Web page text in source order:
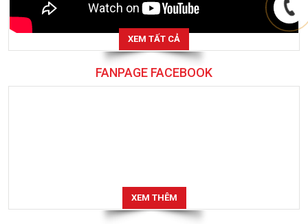
XEM TẤT CẢ
FANPAGE FACEBOOK
XEM THÊM